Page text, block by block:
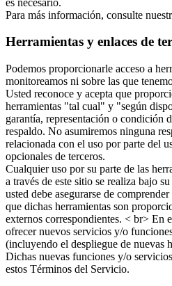
Para más información, consulte
Herramientas y enlaces de
Podemos proporcionarle acceso a
monitoreamos ni sobre las que
Usted reconoce y acepta que
herramientas "tal cual" y "según
garantía, representación o condición
respaldo. No asumiremos ninguna
relacionada con el uso por parte del
opcionales de terceros.
Cualquier uso por su parte de las
a través de este sitio se realiza bajo
usted debe asegurarse de
que dichas herramientas son
externos correspondientes. < br> En
ofrecer nuevos servicios y/o
(incluyendo el despliegue de nuevas
Dichas nuevas funciones y/o
estos Términos del Servicio.